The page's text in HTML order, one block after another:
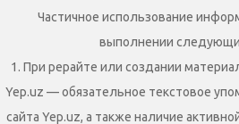
Частичное использование
выполнении
1. При рерайте или создании
Yep.uz — обязательное текстовое
сайта Yep.uz, а также наличие